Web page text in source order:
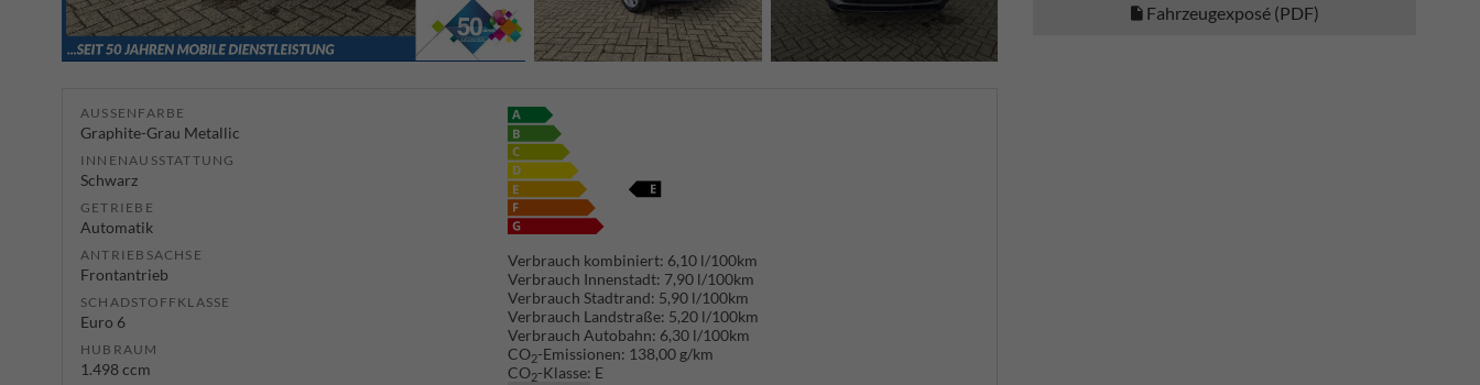
Fahrzeugexposé (PDF)
AUSSENFARBE
Graphite-Grau Metallic
INNENAUSSTATTUNG
Schwarz
GETRIEBE
Automatik
ANTRIEBSACHSE
Frontantrieb
SCHADSTOFFKLASSE
Euro 6
HUBRAUM
1.498 ccm
Verbrauch kombiniert: 6,10 l/100km
Verbrauch Innenstadt: 7,90 l/100km
Verbrauch Stadtrand: 5,90 l/100km
Verbrauch Landstraße: 5,20 l/100km
Verbrauch Autobahn: 6,30 l/100km
CO2-Emissionen: 138,00 g/km
CO2-Klasse: E